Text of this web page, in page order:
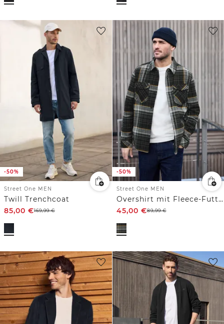
-50%
Street One MEN
Twill Trenchcoat
85,00 €169,99€
-50%
Street One MEN
Overshirt mit Fleece-Futter
45,00 €89,99€